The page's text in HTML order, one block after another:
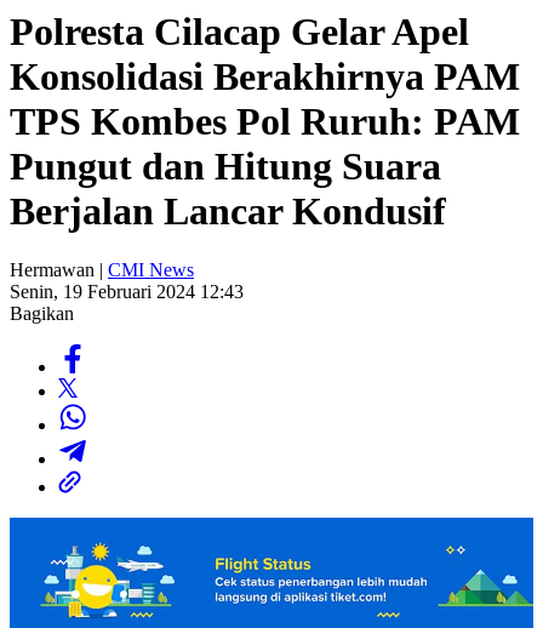
Polresta Cilacap Gelar Apel
Konsolidasi Berakhirnya PAM
TPS Kombes Pol Ruruh: PAM
Pungut dan Hitung Suara
Berjalan Lancar Kondusif
Hermawan | CMI News
Senin, 19 Februari 2024 12:43
Bagikan